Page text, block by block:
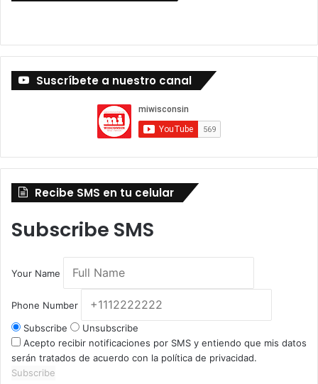
Suscríbete a nuestro canal
Recibe SMS en tu celular
Subscribe SMS
Your Name
Phone Number
Subscribe
Unsubscribe
Acepto recibir notificaciones por SMS y entiendo que mis datos
serán tratados de acuerdo con la política de privacidad.
Subscribe